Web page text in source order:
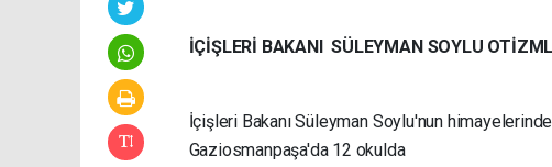
İÇİŞLERİ BAKANI SÜLEYMAN SOYLU
İçişleri Bakanı Süleyman Soylu'nun
Gaziosmanpaşa'da 12 okulda